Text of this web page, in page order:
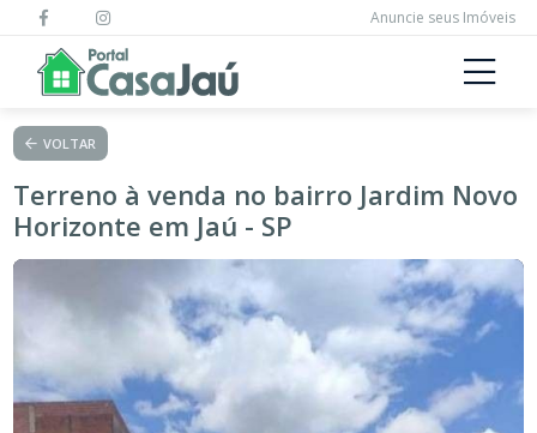
Anuncie seus Imóveis
VOLTAR
Terreno à venda no bairro Jardim Novo
Horizonte em Jaú - SP